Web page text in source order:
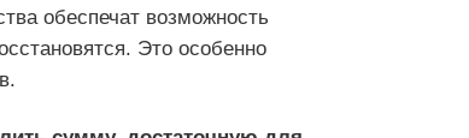
обеспечат возможность
Это особенно